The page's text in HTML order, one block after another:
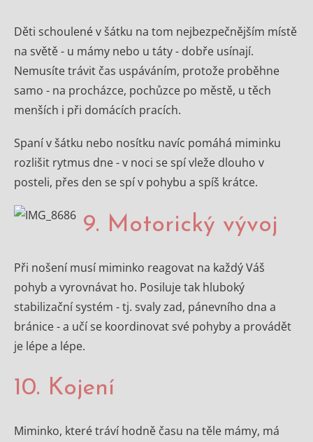
Děti schoulené v šátku na tom nejbezpečnějším místě
na světě - u mámy nebo u táty - dobře usínají.
Nemusíte trávit čas uspáváním, protože proběhne
samo - na procházce, pochůzce po městě, u těch
menších i při domácích pracích.
Spaní v šátku nebo nosítku navíc pomáhá miminku
rozlišit rytmus dne - v noci se spí vleže dlouho v
posteli, přes den se spí v pohybu a spíš krátce.
9. Motorický vývoj
Při nošení musí miminko reagovat na každý Váš
pohyb a vyrovnávat ho. Posiluje tak hluboký
stabilizační systém - tj. svaly zad, pánevního dna a
bránice - a učí se koordinovat své pohyby a provádět
je lépe a lépe.
10. Kojení
Miminko, které tráví hodně času na těle mámy, má